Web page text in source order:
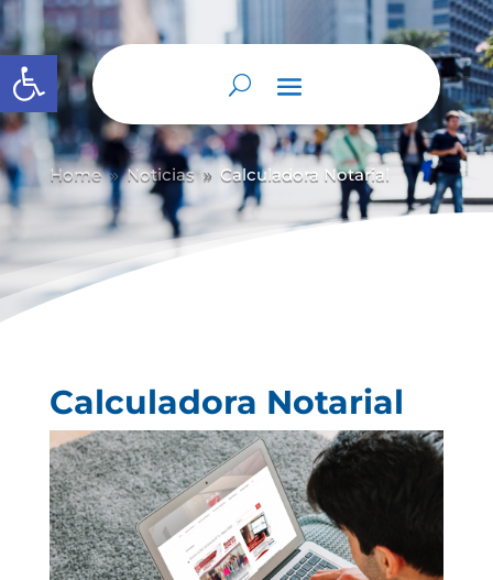
Abrir barra de herramientas
Home 9 Noticias 9 Calculadora Notarial
Calculadora Notarial